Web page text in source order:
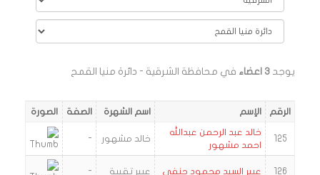
يوجد 3 اعضاء في محافظة الشرقية - دائرة منيا القمح
الرقم الإسم اسم الشهرة الصفة الصورة
125
خالد عبد الرحمن عبدالله
احمد مشهور
خالد مشهور -
126 عبير السيد محمود حنفي عبير تقيبة -